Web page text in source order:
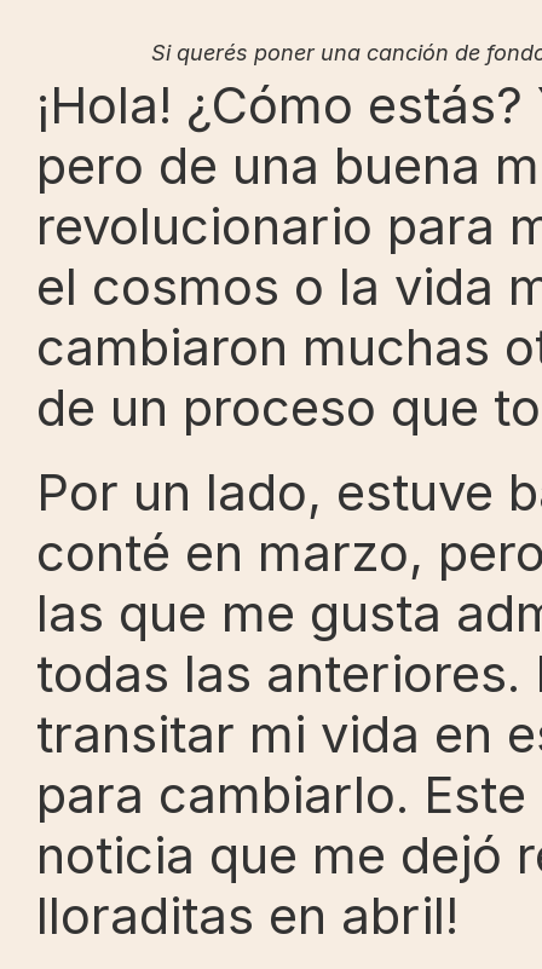
Si querés poner una canción de
¡Hola! ¿Cómo
pero de una buena
revolucionario para
el cosmos o la vida
cambiaron muchas
de un proceso que
Por un lado, estuve
conté en marzo,
las que me gusta
todas las
transitar mi vida en
para cambiarlo.
noticia que me dejó
lloraditas en abril!